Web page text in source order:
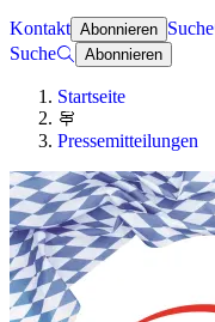
Kontakt Abonnieren Suche
Suche
Abonnieren
Startseite
Pressemitteilungen